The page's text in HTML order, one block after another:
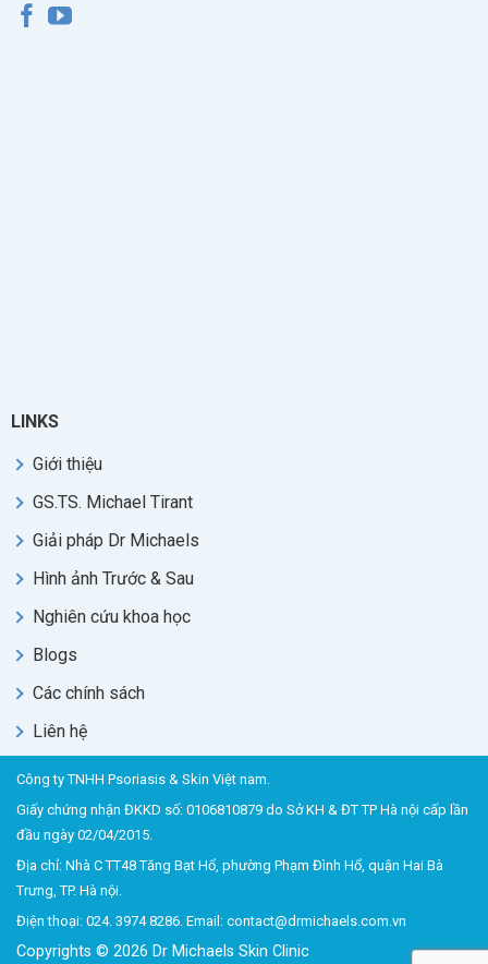
LINKS
Giới thiệu
GS.TS. Michael Tirant
Giải pháp Dr Michaels
Hình ảnh Trước & Sau
Nghiên cứu khoa học
Blogs
Các chính sách
Liên hệ
Công ty TNHH Psoriasis & Skin Việt nam.
Giấy chứng nhận ĐKKD số: 0106810879 do Sở KH & ĐT TP Hà nội cấp lần
đầu ngày 02/04/2015.
Địa chỉ: Nhà C TT48 Tăng Bạt Hổ, phường Phạm Đình Hổ, quận Hai Bà
Trưng, TP. Hà nội.
Điện thoại: 024. 3974 8286. Email: contact@drmichaels.com.vn
Copyrights © 2026 Dr Michaels Skin Clinic